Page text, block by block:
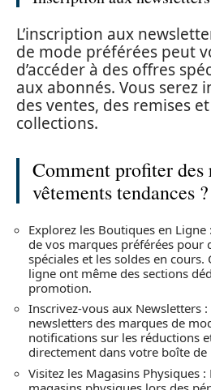
L’inscription aux
de mode préférées peut
d’accéder à des offres
aux abonnés. Vous serez
des ventes, des remises
collections.
Comment profiter des
vêtements tendances ?
Explorez les Boutiques en
de vos marques préférées pour
spéciales et les soldes en
ligne ont même des sections
promotion.
Inscrivez-vous aux Newsletters
newsletters des marques de
notifications sur les réductions
directement dans votre boîte de
Visitez les Magasins Physiques :